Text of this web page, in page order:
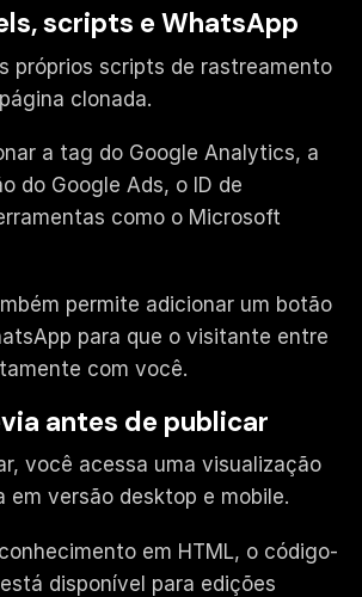
scripts e WhatsApp
próprios scripts de rastreamento
clonada.
a tag do Google Analytics, a
do Google Ads, o ID de
como o Microsoft
permite adicionar um botão
para que o visitante entre
com você.
antes de publicar
você acessa uma visualização
em versão desktop e mobile.
em HTML, o código-
disponível para edições